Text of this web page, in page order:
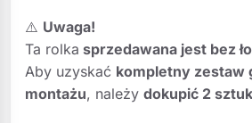
⚠️ Uwaga!
Ta rolka sprzedawana jest bez
Aby uzyskać kompletny zestaw
montażu, należy dokupić 2